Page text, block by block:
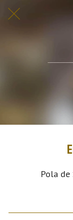
Pola de